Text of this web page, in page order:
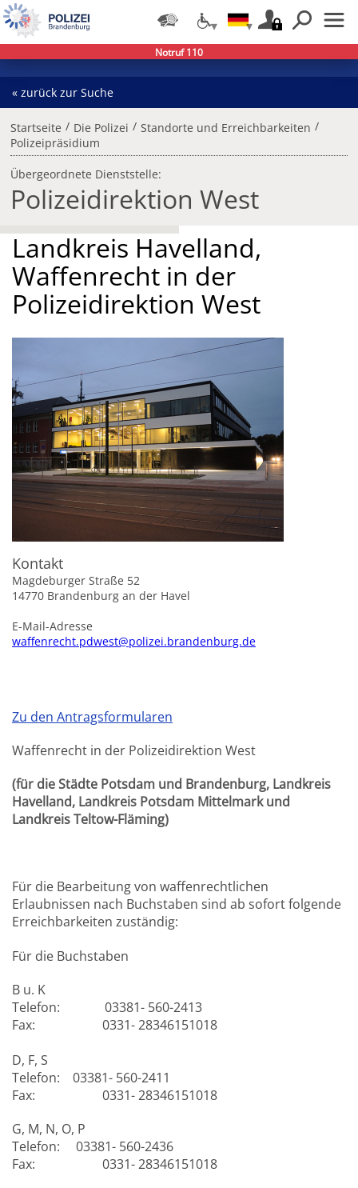
« zurück zur Suche
Startseite / Die Polizei / Standorte und Erreichbarkeiten /
Polizeipräsidium
Übergeordnete Dienststelle:
Polizeidirektion West
Landkreis Havelland,
Waffenrecht in der
Polizeidirektion West
Kontakt
Magdeburger Straße 52
14770 Brandenburg an der Havel
E-Mail-Adresse
waffenrecht.pdwest@polizei.brandenburg.de
Zu den Antragsformularen
Waffenrecht in der Polizeidirektion West
(für die Städte Potsdam und Brandenburg, Landkreis
Havelland, Landkreis Potsdam Mittelmark und
Landkreis Teltow-Fläming)
Für die Bearbeitung von waffenrechtlichen
Erlaubnissen nach Buchstaben sind ab sofort folgende
Erreichbarkeiten zuständig:
Für die Buchstaben
B u. K
Telefon: 03381- 560-2413
Fax: 0331- 28346151018
D, F, S
Telefon: 03381- 560-2411
Fax: 0331- 28346151018
G, M, N, O, P
Telefon: 03381- 560-2436
Fax: 0331- 28346151018
Notruf 110